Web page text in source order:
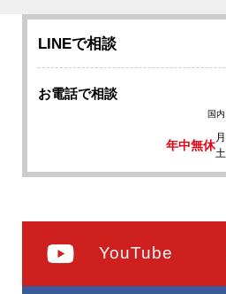
LINEで相談
お電話で相談
国
年中無休
YouTube